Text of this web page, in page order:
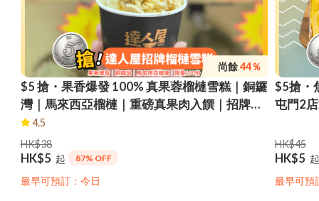
尚餘44％
$5 搶・果香爆發 100% 真果蓉榴槤雪糕｜銅鑼
灣｜馬來西亞榴槤｜重磅真果肉入饌｜招牌榴
槤雪糕｜即換即食｜限量100份
4.5
HK$38
HK$5 起 87% OFF
最早可預訂：今日
$5搶・
屯門2
市自取
HK$45
HK$5 起
最早可預